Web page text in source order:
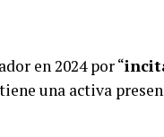
en 2024 por “
una activa